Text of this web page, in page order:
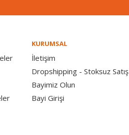
KURUMSAL
İletişim
Dropshipping - Stoksuz Satış
Bayimiz Olun
Bayi Girişi